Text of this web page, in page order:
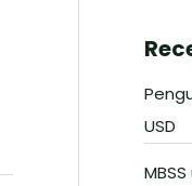
USD